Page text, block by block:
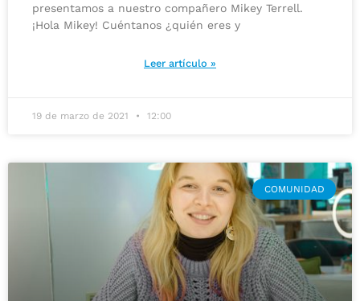
presentamos a nuestro compañero Mikey Terrell.
¡Hola Mikey! Cuéntanos ¿quién eres y
Leer artículo »
19 de marzo de 2021 12:00
COMUNIDAD